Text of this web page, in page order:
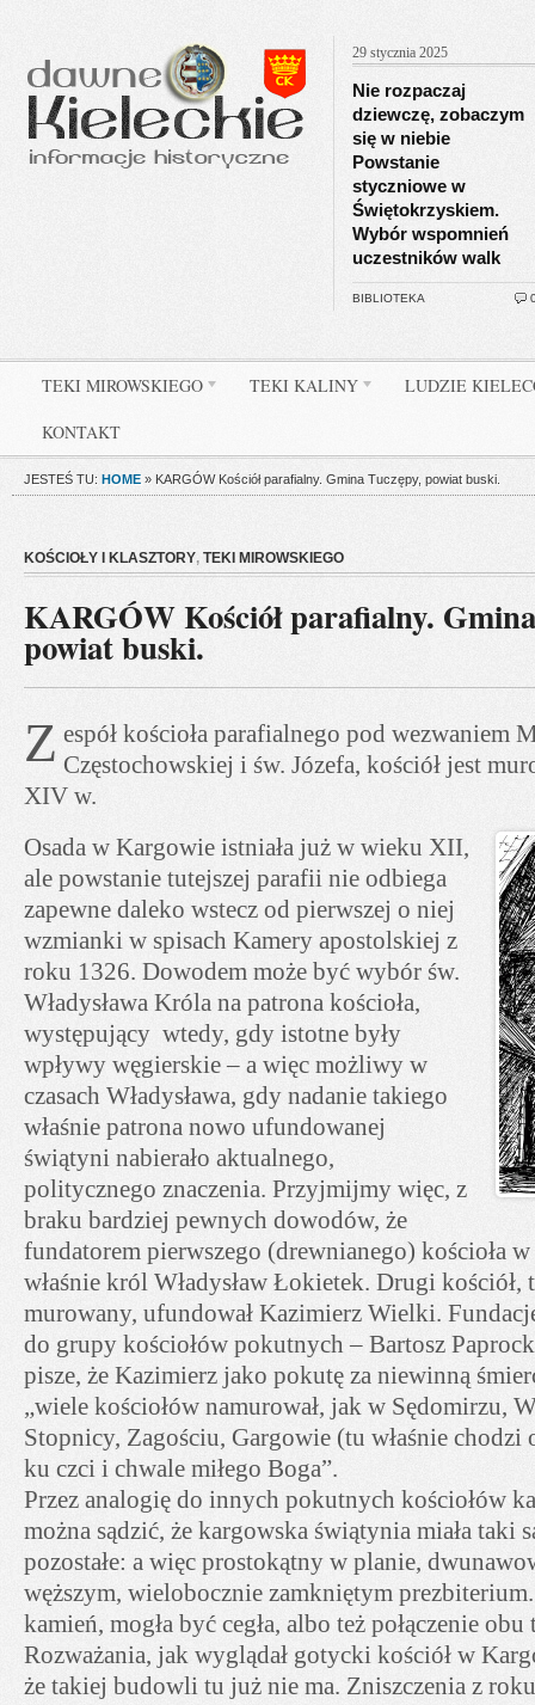
29 stycznia 2025
Nie rozpaczaj
dziewczę, zobaczym
się w niebie
Powstanie
styczniowe w
Świętokrzyskiem.
Wybór wspomnień
uczestników walk
BIBLIOTEKA
TEKI MIROWSKIEGO TEKI KALINY LUDZIE
KONTAKT
JESTEŚ TU: HOME » KARGÓW Kościół parafialny. Gmina Tuczępy, powiat buski.
KOŚCIOŁY I KLASZTORY, TEKI MIROWSKIEGO
KARGÓW Kościół parafialny.
powiat buski.
Z espół kościoła parafialnego pod wezwaniem
Częstochowskiej i św. Józefa, kościół jest
XIV w.
Osada w Kargowie istniała już w wieku XII,
ale powstanie tutejszej parafii nie odbiega
zapewne daleko wstecz od pierwszej o niej
wzmianki w spisach Kamery apostolskiej z
roku 1326. Dowodem może być wybór św.
Władysława Króla na patrona kościoła,
występujący wtedy, gdy istotne były
wpływy węgierskie – a więc możliwy w
czasach Władysława, gdy nadanie takiego
właśnie patrona nowo ufundowanej
świątyni nabierało aktualnego,
politycznego znaczenia. Przyjmijmy więc, z
braku bardziej pewnych dowodów, że
fundatorem pierwszego (drewnianego) kościoła
właśnie król Władysław Łokietek. Drugi kościół,
murowany, ufundował Kazimierz Wielki.
do grupy kościołów pokutnych – Bartosz
pisze, że Kazimierz jako pokutę za niewinną
„wiele kościołów namurował, jak w Sędomirzu,
Stopnicy, Zagościu, Gargowie (tu właśnie
ku czci i chwale miłego Boga”.
Przez analogię do innych pokutnych kościołów
można sądzić, że kargowska świątynia miała taki
pozostałe: a więc prostokątny w planie,
węższym, wielobocznie zamkniętym
kamień, mogła być cegła, albo też połączenie
Rozważania, jak wyglądał gotycki kościół w
że takiej budowli tu już nie ma. Zniszczenia z